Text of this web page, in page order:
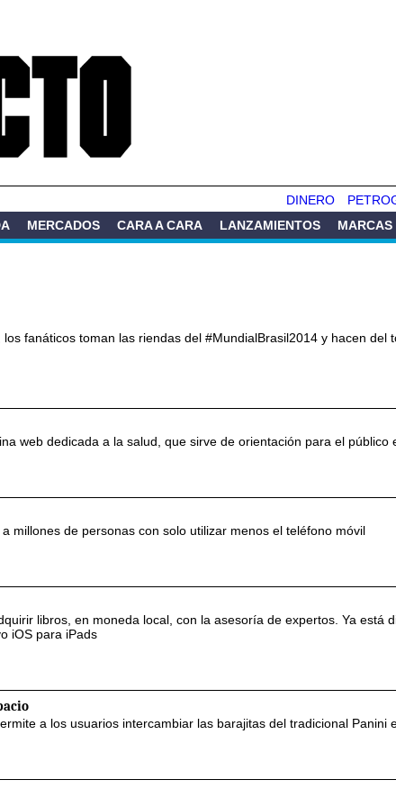
DINERO
MERCADOS CARA A CARA LANZAMIENTOS MARCAS
fanáticos toman las riendas del #MundialBrasil2014 y hacen del
web dedicada a la salud, que sirve de orientación para el público
millones de personas con solo utilizar menos el teléfono móvil
libros, en moneda local, con la asesoría de expertos. Ya está
iOS para iPads
a los usuarios intercambiar las barajitas del tradicional Panini